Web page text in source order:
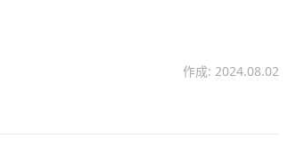
作成: 2024.08.02